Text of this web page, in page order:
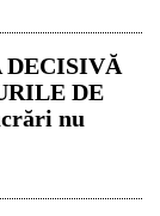
DECISIVĂ
DE
nu